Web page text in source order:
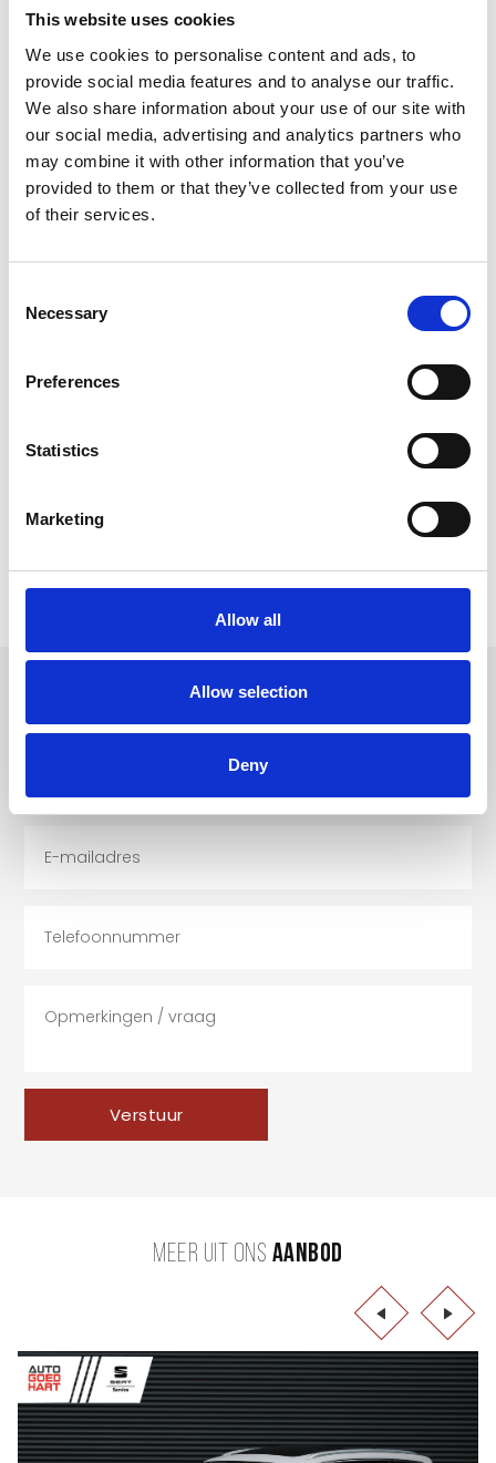
This website uses cookies
We use cookies to personalise content and ads, to
provide social media features and to analyse our traffic.
We also share information about your use of our site with
our social media, advertising and analytics partners who
may combine it with other information that you’ve
provided to them or that they’ve collected from your use
of their services.
Selection
Necessary
Preferences
Statistics
Marketing
Allow all
Allow selection
Deny
Bekleding
CO2-emissie 115 g/km
Aantal cilinders 3
Emissieklasse 6
999 CC
Vermogen 111 PK
Topsnelheid
Gewicht
Laadvermogen
Bijtelling
Gemiddeld verbruik
Verbruik stad 6.1 L/100KM
VRAGEN OF INTERESSE?
Verstuur
MEER UIT ONS AANBOD